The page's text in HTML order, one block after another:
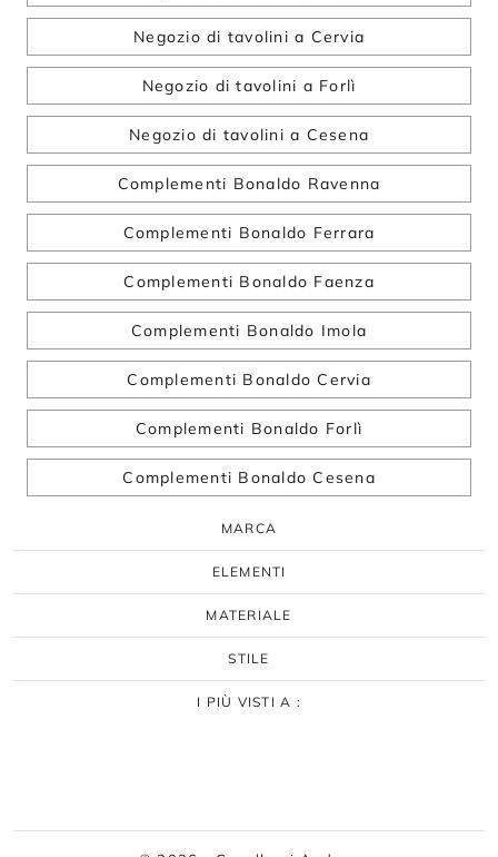
Negozio di tavolini a Cervia
Negozio di tavolini a Forlì
Negozio di tavolini a Cesena
Complementi Bonaldo Ravenna
Complementi Bonaldo Ferrara
Complementi Bonaldo Faenza
Complementi Bonaldo Imola
Complementi Bonaldo Cervia
Complementi Bonaldo Forlì
Complementi Bonaldo Cesena
MARCA
ELEMENTI
MATERIALE
STILE
I PIÙ VISTI A :